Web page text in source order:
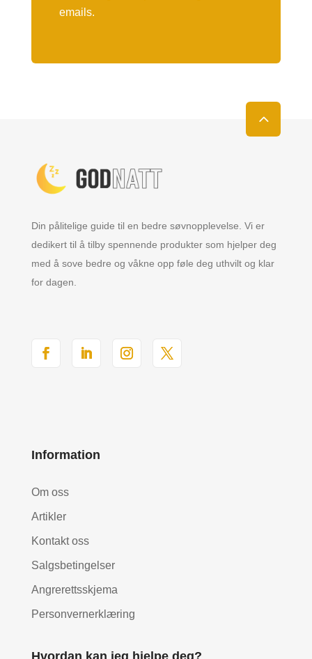
emails.
Din pålitelige guide til en bedre søvnopplevelse. Vi er
dedikert til å tilby spennende produkter som hjelper deg
med å sove bedre og våkne opp føle deg uthvilt og klar
for dagen.
Information
Om oss
Artikler
Kontakt oss
Salgsbetingelser
Angrerettsskjema
Personvernerklæring
Hvordan kan jeg hjelpe deg?